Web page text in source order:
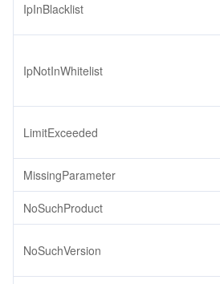
IpInBlacklist
IpNotInWhitelist
LimitExceeded
MissingParameter
NoSuchProduct
NoSuchVersion